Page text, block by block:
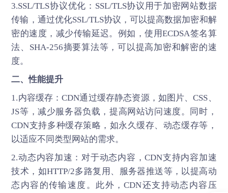
3.SSL/TLS协议优化：SSL/TLS协议用于加密网站数据
传输，通过优化SSL/TLS协议，可以提高数据加密和解
密的速度，减少传输延迟。例如，使用ECDSA签名算
法、SHA-256摘要算法等，可以提高加密和解密的速
度。
二、性能提升
1.内容缓存：CDN通过缓存静态资源，如图片、CSS、
JS等，减少服务器负载，提高网站访问速度。同时，
CDN支持多种缓存策略，如永久缓存、动态缓存等，
以适应不同类型网站的需求。
2.动态内容加速：对于动态内容，CDN支持内容加速
技术，如HTTP/2多路复用、服务器推送等，以提高动
态内容的传输速度。此外，CDN还支持动态内容压